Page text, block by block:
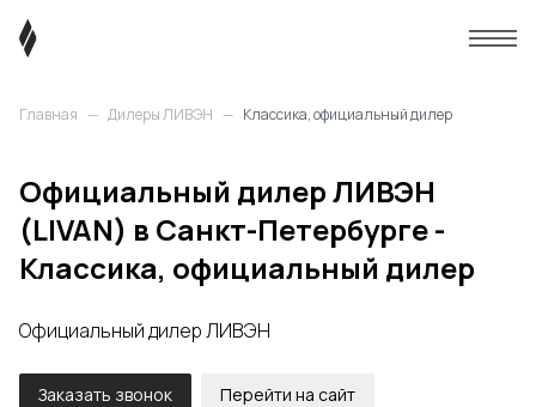
Главная — Дилеры ЛИВЭН — Классика, официальный дилер
Официальный дилер ЛИВЭН
(LIVAN) в Санкт-Петербурге -
Классика, официальный дилер
Официальный дилер ЛИВЭН
Заказать звонок Перейти на сайт